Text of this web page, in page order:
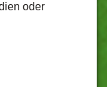
oder